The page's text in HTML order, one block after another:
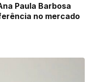
Paula Barbosa
no mercado